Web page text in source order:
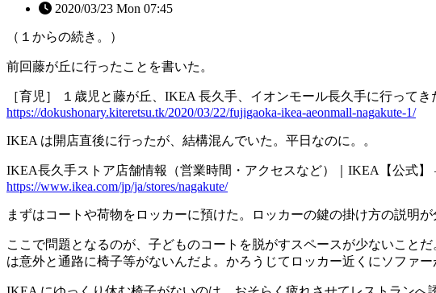
2020/03/23 Mon 07:45
（１からの続き。）
前回藤が丘に行ったことを書いた。
［育児］ １歳児と藤が丘、IKEA 長久手、イオンモール長久手に行ってき
https://dokushonary.kiteretsu.tk/2020/03/22/fujigaoka-ikea-aeonmall-nagakute-1/
IKEA は開店直後に行ったが、結構混んでいた。平日なのに。。
IKEA長久手ストア店舗情報（営業時間・アクセスなど）｜IKEA【公式】
https://www.ikea.com/jp/ja/stores/nagakute/
まずはコートや荷物をロッカーに預けた。ロッカーの鍵の掛け方の説明
ここで問題となるのが、子どものコートを脱がすスペースが少ないこと
は意外と通路に椅子等がないんだよ。かろうじてロッカー近くにソファ